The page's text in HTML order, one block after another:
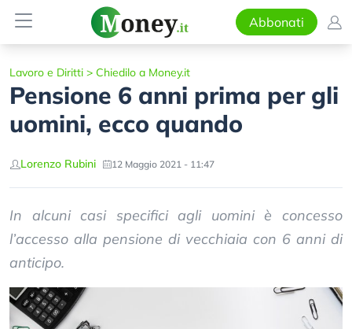
Abbonati
Lavoro e Diritti > Chiedilo a Money.it
Pensione 6 anni prima per gli
uomini, ecco quando
Lorenzo Rubini 12 Maggio 2021 - 11:47
In alcuni casi specifici agli uomini è concesso
l’accesso alla pensione di vecchiaia con 6 anni di
anticipo.